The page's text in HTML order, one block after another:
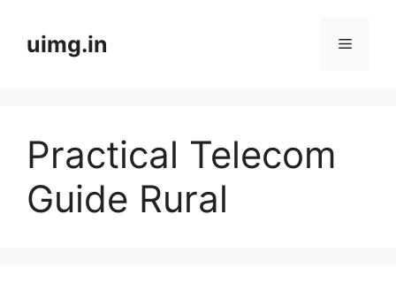
contentuimg.in Menu
Practical Telecom
Guide Rural